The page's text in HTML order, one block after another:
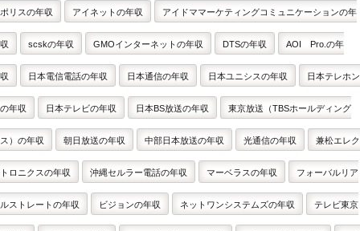
ポリスの年収 アイネットの年収 アイドママーケティングコミュニケーションの年
収 scskの年収 GMOインターネットの年収 DTSの年収 AOI Pro.の年
収 日本電信電話の年収 日本通信の年収 日本ユニシスの年収 日本テレホン
の年収 日本テレビの年収 日本BS放送の年収 東京放送（TBSホールディング
ス）の年収 朝日放送の年収 中部日本放送の年収 光通信の年収 兼松エレク
トロニクスの年収 沖縄セルラー電話の年収 マーベラスの年収 フォーバルリア
ルストレートの年収 ビジョンの年収 ネットワンシステムズの年収 テレビ東京